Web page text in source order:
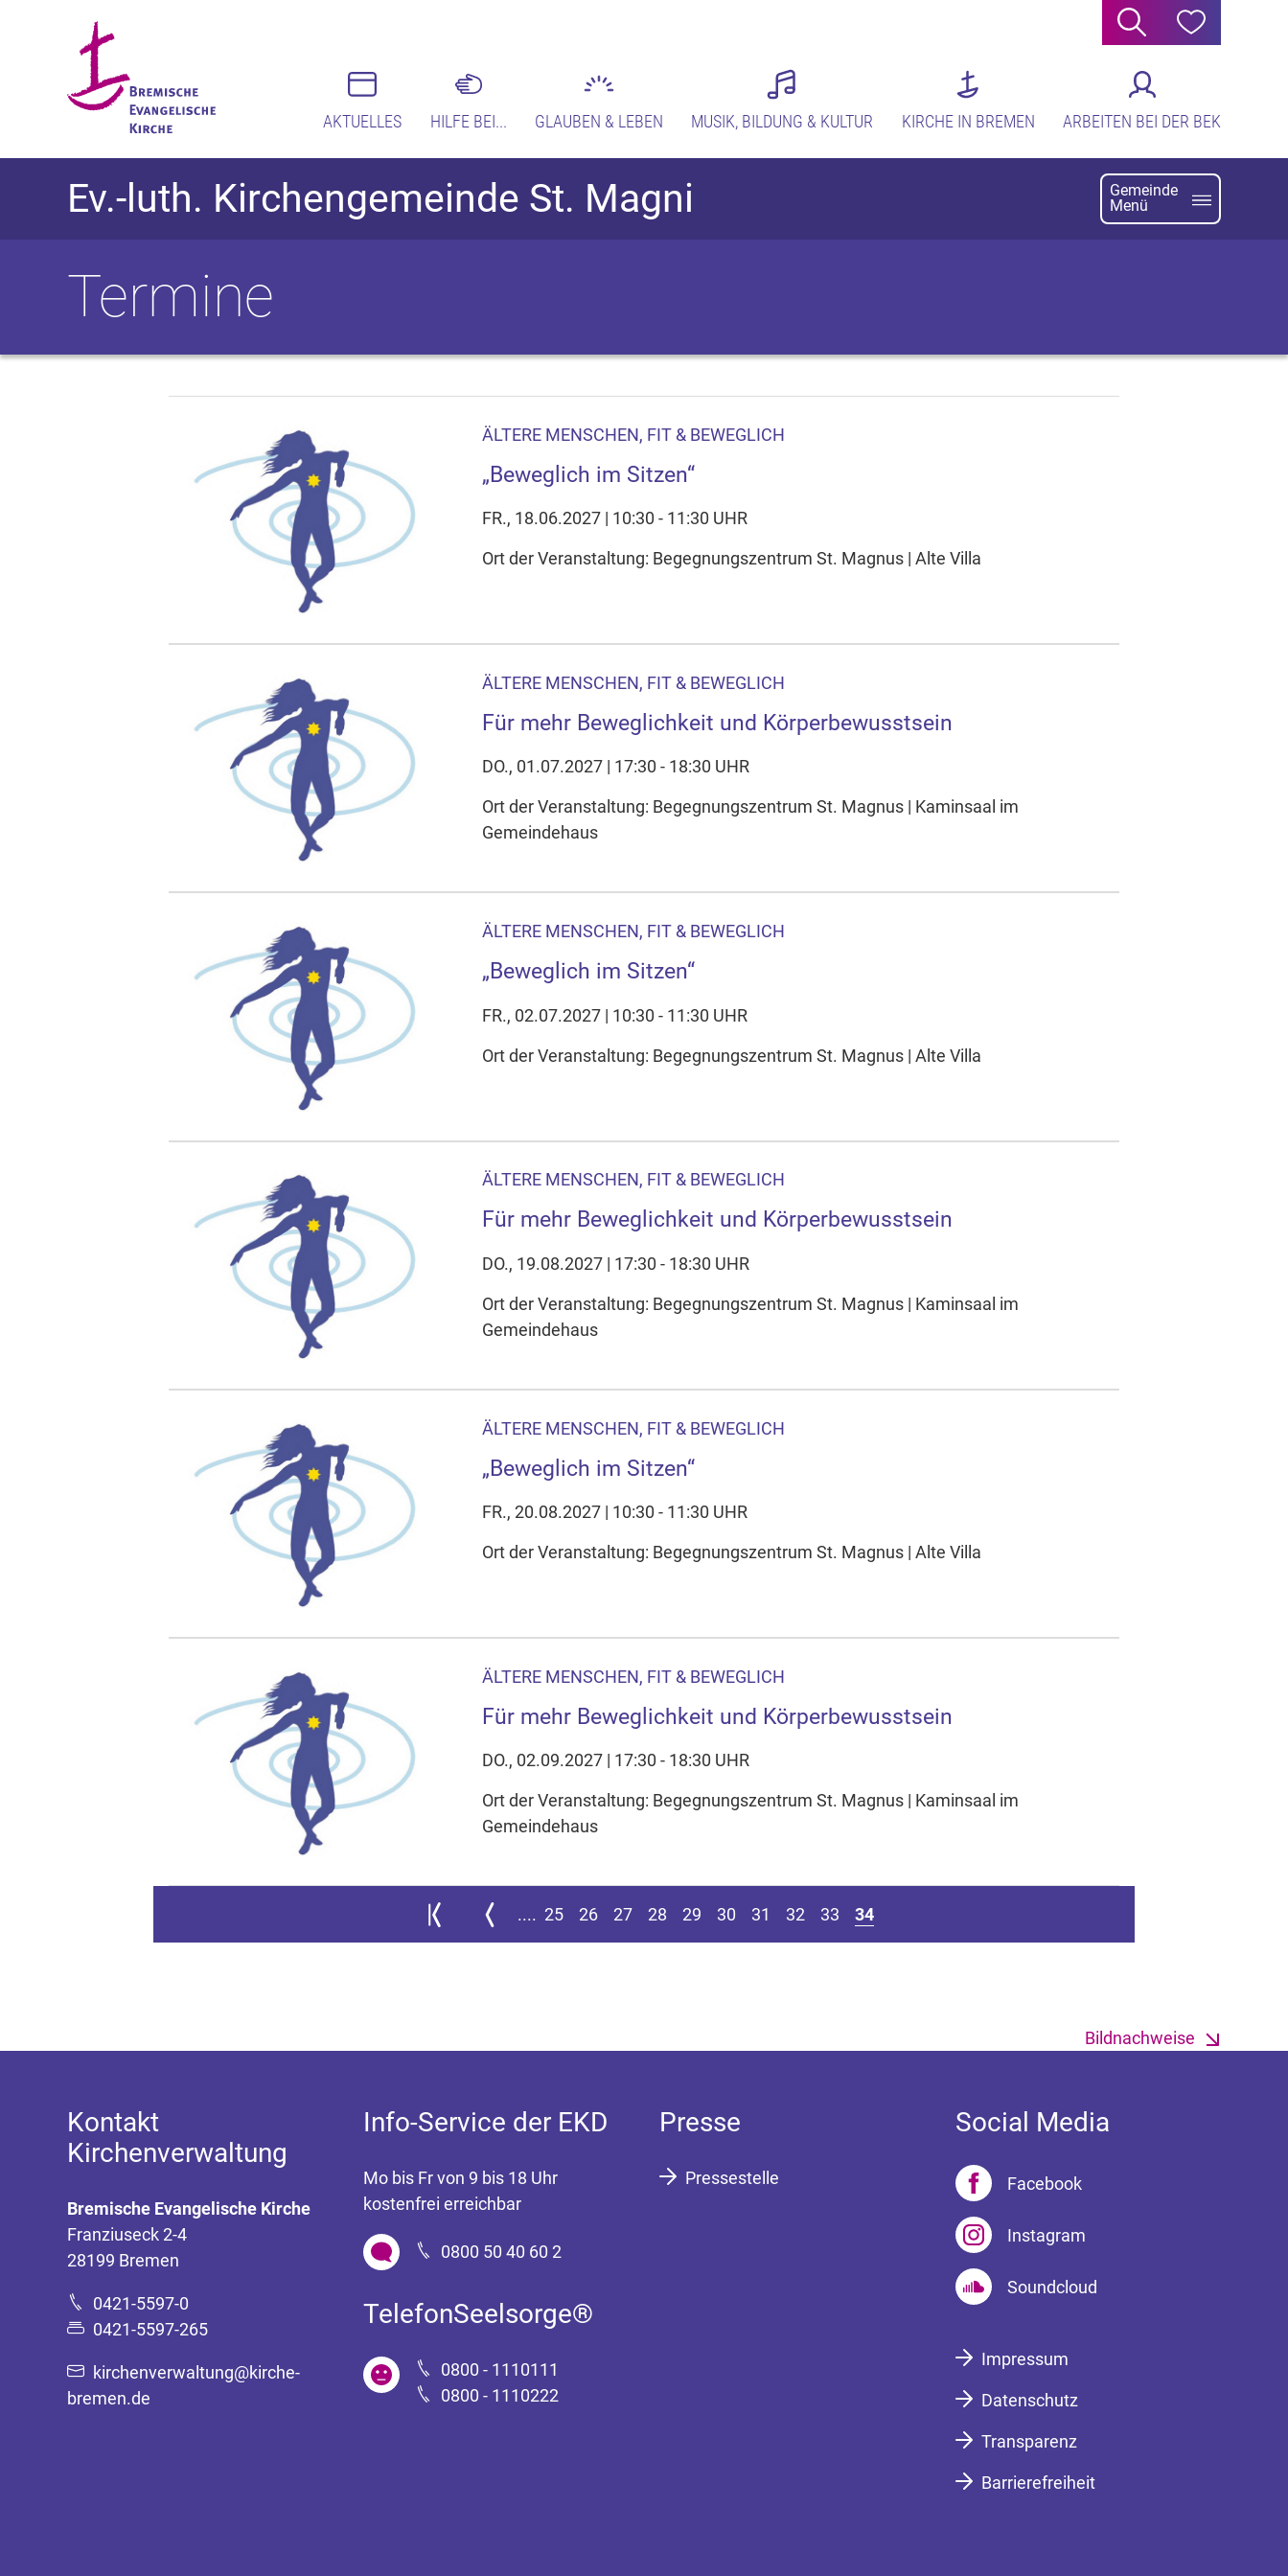
Suche Hilfe
AKTUELLES HILFE BEI... GLAUBEN & LEBEN MUSIK, BILDUNG & KULTUR KIRCHE IN BREMEN ARBEITEN BEI DER BEK
Ev.-luth. Kirchengemeinde St. Magni
Gemeinde
Menü
Termine
ÄLTERE MENSCHEN, FIT & BEWEGLICH
„Beweglich im Sitzen“
FR., 18.06.2027 | 10:30 - 11:30 UHR
Ort der Veranstaltung: Begegnungszentrum St. Magnus | Alte Villa
ÄLTERE MENSCHEN, FIT & BEWEGLICH
Für mehr Beweglichkeit und Körperbewusstsein
DO., 01.07.2027 | 17:30 - 18:30 UHR
Ort der Veranstaltung: Begegnungszentrum St. Magnus | Kaminsaal im
Gemeindehaus
ÄLTERE MENSCHEN, FIT & BEWEGLICH
„Beweglich im Sitzen“
FR., 02.07.2027 | 10:30 - 11:30 UHR
Ort der Veranstaltung: Begegnungszentrum St. Magnus | Alte Villa
ÄLTERE MENSCHEN, FIT & BEWEGLICH
Für mehr Beweglichkeit und Körperbewusstsein
DO., 19.08.2027 | 17:30 - 18:30 UHR
Ort der Veranstaltung: Begegnungszentrum St. Magnus | Kaminsaal im
Gemeindehaus
ÄLTERE MENSCHEN, FIT & BEWEGLICH
„Beweglich im Sitzen“
FR., 20.08.2027 | 10:30 - 11:30 UHR
Ort der Veranstaltung: Begegnungszentrum St. Magnus | Alte Villa
ÄLTERE MENSCHEN, FIT & BEWEGLICH
Für mehr Beweglichkeit und Körperbewusstsein
DO., 02.09.2027 | 17:30 - 18:30 UHR
Ort der Veranstaltung: Begegnungszentrum St. Magnus | Kaminsaal im
Gemeindehaus
Zur ersten Seite springen
Zur vorherigen Seite
.... 25 26 27 28 29 30 31 32 33 34
Bildnachweise
Kontakt
Kirchenverwaltung
Bremische Evangelische Kirche
Franziuseck 2-4
28199 Bremen
0421-5597-0
0421-5597-265
kirchenverwaltung@kirche-
bremen.de
Info-Service der EKD
Mo bis Fr von 9 bis 18 Uhr
kostenfrei erreichbar
0800 50 40 60 2
TelefonSeelsorge®
0800 - 1110111
0800 - 1110222
Presse
Pressestelle
Social Media
Facebook
Instagram
Soundcloud
Impressum
Datenschutz
Transparenz
Barrierefreiheit